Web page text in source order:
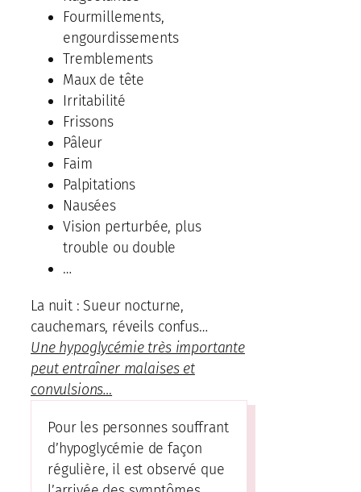
Fourmillements,
engourdissements
Tremblements
Maux de tête
Irritabilité
Frissons
Pâleur
Faim
Palpitations
Nausées
Vision perturbée, plus
trouble ou double
…
La nuit : Sueur nocturne,
cauchemars, réveils confus…
Une hypoglycémie très importante
peut entraîner malaises et
convulsions…
Pour les personnes souffrant
d’hypoglycémie de façon
régulière, il est observé que